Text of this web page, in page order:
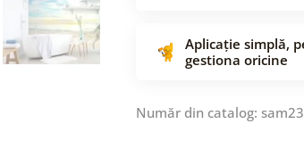
Aplicație simplă,
gestiona oricine
Număr din catalog: